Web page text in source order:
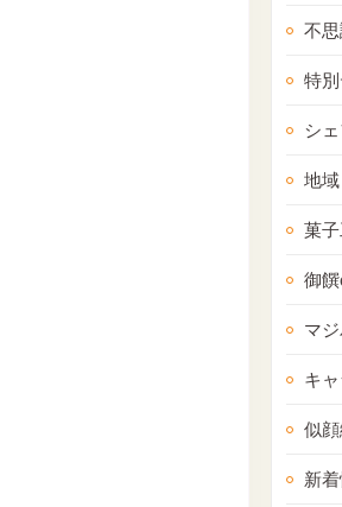
不
特
シ
地
菓
御
マ
キ
似
新